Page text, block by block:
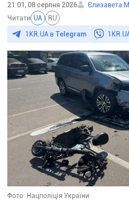
21:01, 08 серпня 2026
Єлизавета
Читати UA RU
1KR.UA в Telegram
Фото: Нацполіція України